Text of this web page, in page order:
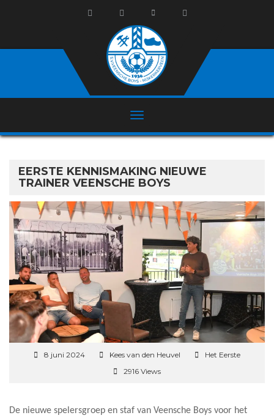
EERSTE KENNISMAKING NIEUWE
TRAINER VEENSCHE BOYS
8 juni 2024 Kees van den Heuvel
Het Eerste
2916 Views
De nieuwe spelersgroep en staf van Veensche Boys voor het